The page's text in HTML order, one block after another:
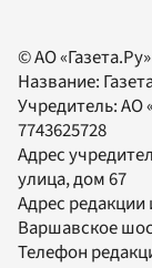
© АО
Название:
Учредитель:АО
7743625728
Адрес
улица, дом 67
Адрес редакции
Варшавское
Телефон